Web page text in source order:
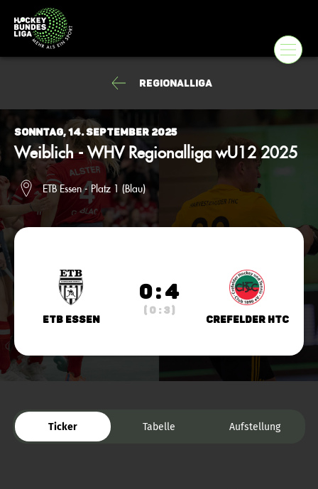
Regionalliga
Sonntag, 14. September 2025
Weiblich - WHV Regionalliga wU12 2025
ETB Essen - Platz 1 (Blau)
ETB Essen
0 : 4
( 0 : 3 )
Crefelder HTC
Ticker Tabelle Aufstellung